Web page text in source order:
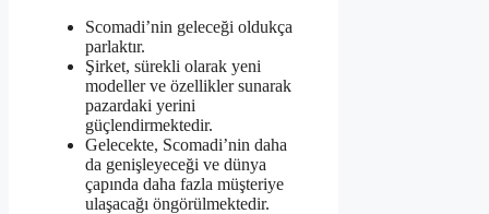
Scomadi’nin geleceği oldukça
parlaktır.
Şirket, sürekli olarak yeni
modeller ve özellikler sunarak
pazardaki yerini
güçlendirmektedir.
Gelecekte, Scomadi’nin daha
da genişleyeceği ve dünya
çapında daha fazla müşteriye
ulaşacağı öngörülmektedir.